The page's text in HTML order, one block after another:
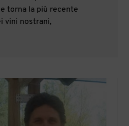
torna la più recente
vini nostrani,